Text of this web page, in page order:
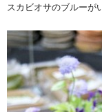
スカビオサのブルーが